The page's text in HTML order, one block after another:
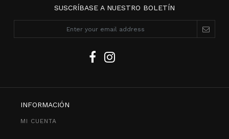
SUSCRÍBASE A NUESTRO BOLETÍN
INFORMACIÓN
MI CUENTA